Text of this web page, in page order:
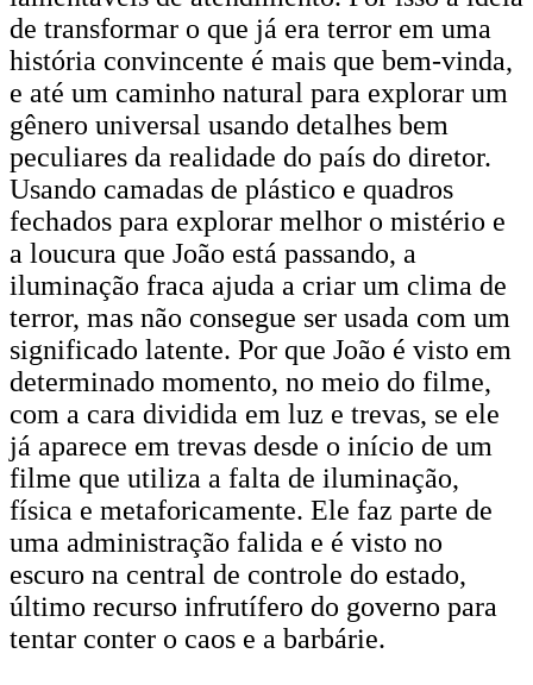
de transformar o que já era terror em uma
história convincente é mais que bem-vinda,
e até um caminho natural para explorar um
gênero universal usando detalhes bem
peculiares da realidade do país do diretor.
Usando camadas de plástico e quadros
fechados para explorar melhor o mistério e
a loucura que João está passando, a
iluminação fraca ajuda a criar um clima de
terror, mas não consegue ser usada com um
significado latente. Por que João é visto em
determinado momento, no meio do filme,
com a cara dividida em luz e trevas, se ele
já aparece em trevas desde o início de um
filme que utiliza a falta de iluminação,
física e metaforicamente. Ele faz parte de
uma administração falida e é visto no
escuro na central de controle do estado,
último recurso infrutífero do governo para
tentar conter o caos e a barbárie.